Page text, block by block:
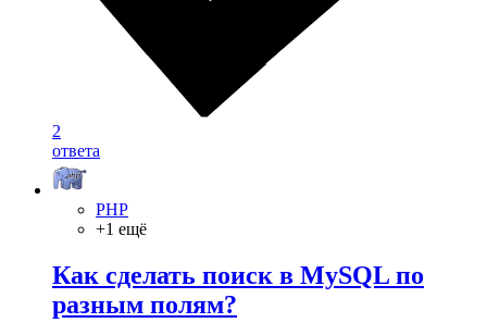
2
ответа
PHP
+1 ещё
Как сделать поиск в MySQL по
разным полям?